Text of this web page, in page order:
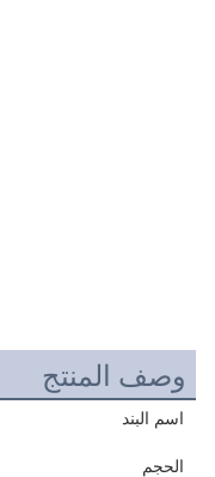
وصف المنتج
اسم البند
الحجم